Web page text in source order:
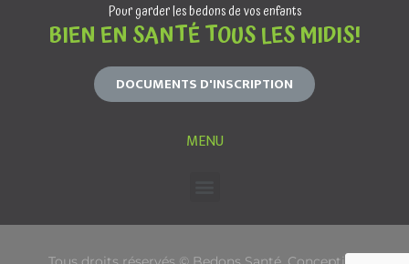
Pour garder les bedons de vos enfants
BIEN EN SANTÉ TOUS LES MIDIS!
DOCUMENTS D'INSCRIPTION
MENU